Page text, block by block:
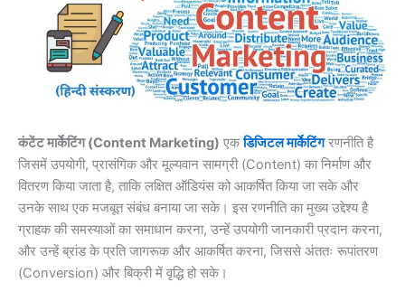
कंटेंट मार्केटिंग (Content Marketing) एकडिजिटल मार्केटिंगरणनीति है
जिसमें उपयोगी, प्रासंगिक और मूल्यवान सामग्री (Content) का निर्माण और
वितरण किया जाता है, ताकि लक्षित ऑडियंस को आकर्षित किया जा सके और
उनके साथ एक मजबूत संबंध बनाया जा सके। इस रणनीति का मुख्य उद्देश्य है
ग्राहक की समस्याओं का समाधान करना, उन्हें उपयोगी जानकारी प्रदान करना,
और उन्हें ब्रांड के प्रति जागरूक और आकर्षित करना, जिससे अंततः रूपांतरण
(Conversion) और बिक्री में वृद्धि हो सके।